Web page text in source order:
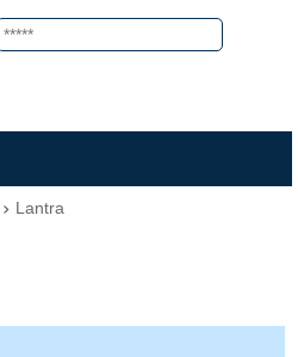
Lantra